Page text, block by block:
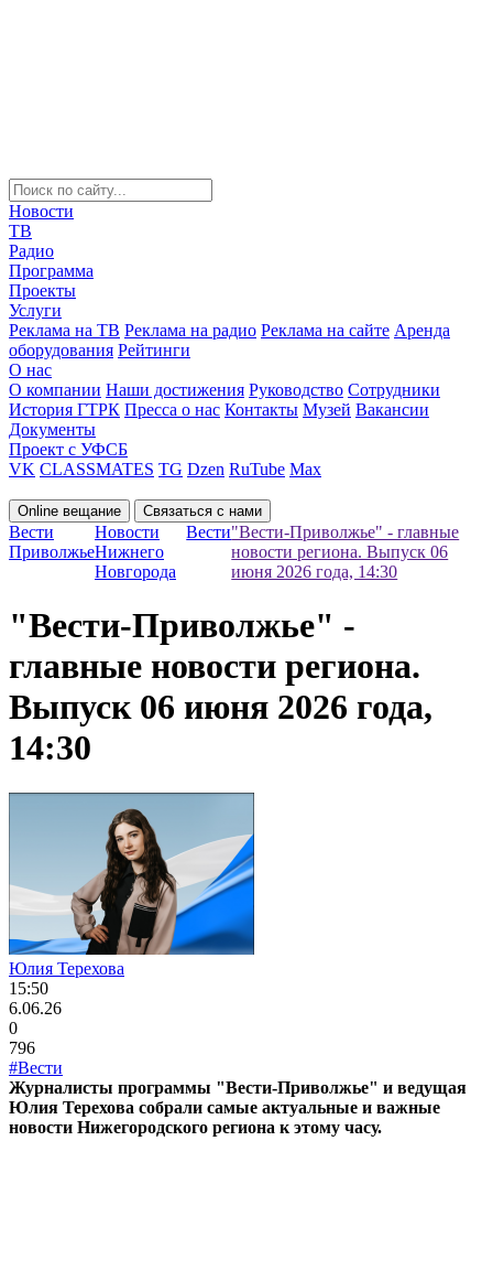
Новости
ТВ
Радио
Программа
Проекты
Услуги
Реклама на ТВ Реклама на радио Реклама на сайте Аренда
оборудования Рейтинги
О нас
О компании Наши достижения Руководство Сотрудники
История ГТРК Пресса о нас Контакты Музей Вакансии
Документы
Проект с УФСБ
VK CLASSMATES TG Dzen RuTube Max
Online вещание Связаться с нами
Вести
Приволжье
Новости
Нижнего
Новгорода
Вести"Вести-Приволжье" - главные
новости региона. Выпуск 06
июня 2026 года, 14:30
"Вести-Приволжье" -
главные новости региона.
Выпуск 06 июня 2026 года,
14:30
Юлия Терехова
15:50
6.06.26
0
796
#Вести
Журналисты программы "Вести-Приволжье" и ведущая
Юлия Терехова собрали самые актуальные и важные
новости Нижегородского региона к этому часу.